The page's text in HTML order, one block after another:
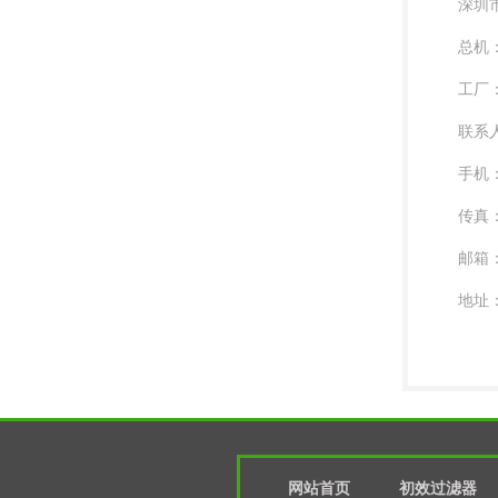
深圳
总机
工厂
联系
手机
传真
邮箱
地址
网站首页 初效过滤器